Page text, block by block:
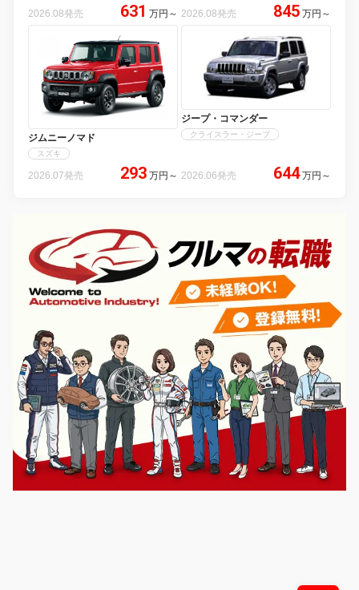
2026.08発売 631 万円 ～ 2026.08発売 845 万円 ～
ジムニーノマド
スズキ
2026.07発売 293 万円 ～
ジープ・コマンダー
クライスラー・ジープ
2026.06発売 644万円 ～